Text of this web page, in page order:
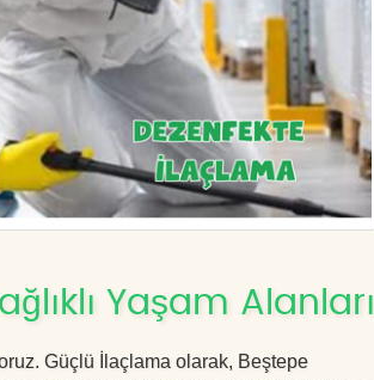
Yaşam Alanları
Güçlü İlaçlama olarak, Beştepe